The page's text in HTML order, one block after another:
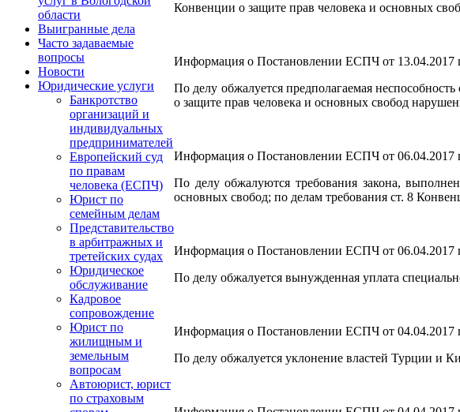
области
Выигранные дела
Часто задаваемые
вопросы
Новости
Юридические услуги
Банкротство
организаций и
индивидуальных
предпринимателей
Европейский суд
по правам
человека (ЕСПЧ)
Юрист по
семейным делам
Представительство
в арбитражных и
третейских судах
Юридическое
обслуживание
Кадровое
сопровождение
Юрист по
жилищным и
земельным
вопросам
Автоюрист, юрист
по страховым
Конвенции о защите прав человека и основных
Информация о Постановлении ЕСПЧ от 13.04.2017
По делу обжалуется предполагаемая
о защите прав человека и основных свобод
Информация о Постановлении ЕСПЧ от 06.04.2017
По делу обжалуются требования закона,
основных свобод; по делам требования ст. 8
Информация о Постановлении ЕСПЧ от 06.04.2017
По делу обжалуется вынужденная уплата
Информация о Постановлении ЕСПЧ от 04.04.2017
По делу обжалуется уклонение властей Турции и